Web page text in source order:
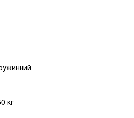
кг